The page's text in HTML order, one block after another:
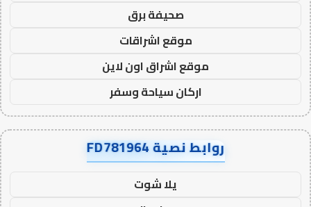
صحيفة برق
موقع اشراقات
موقع اشراق اون لاين
اركان سياحة وسفر
روابط نصية FD781964
يلا شوت